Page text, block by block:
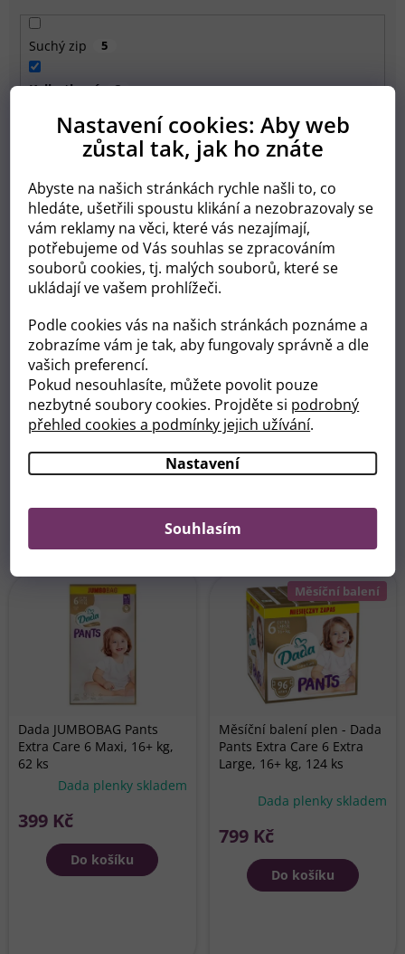
Nastavení cookies: Aby web
zůstal tak, jak ho znáte
Abyste na našich stránkách rychle našli to, co
hledáte, ušetřili spoustu klikání a nezobrazovaly se
vám reklamy na věci, které vás nezajímají,
potřebujeme od Vás souhlas se zpracováním
souborů cookies, tj. malých souborů, které se
ukládají ve vašem prohlížeči.
Podle cookies vás na našich stránkách poznáme a
zobrazíme vám je tak, aby fungovaly správně a dle
vašich preferencí.
Pokud nesouhlasíte, můžete povolit pouze
nezbytné soubory cookies. Projděte si podrobný
přehled cookies a podmínky jejich užívání.
Nastavení
Souhlasím
Suchý zip 5
Kalhotkové 3
Hmotnost dítěte
2-5 kg 0
3-6 kg 0
4-9 kg 0
7-16 kg 0
15-25 kg 0
16+ kg 3
18+ kg 0
VYMAZAT FILTRY
V
Dada JUMBOBAG Pants
Extra Care 6 Maxi, 16+ kg,
62 ks
Průměrné
produktu
5,0
z
Dada plenky skladem
399 Kč
Do košíku
Měsíční balení
Měsíční balení plen - Dada
Pants Extra Care 6 Extra
Large, 16+ kg, 124 ks
Dada plenky skladem
799 Kč
Do košíku